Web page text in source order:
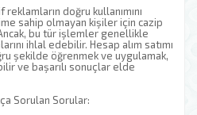
doğru kullanımını
sahip olmayan kişiler için cazip
bu tür işlemler genellikle
ihlal edebilir. Hesap alım satımı
şekilde öğrenmek ve uygulamak,
ve başarılı sonuçlar elde
Sorulan Sorular: